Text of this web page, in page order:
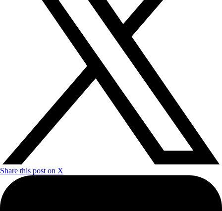
Share this post on X